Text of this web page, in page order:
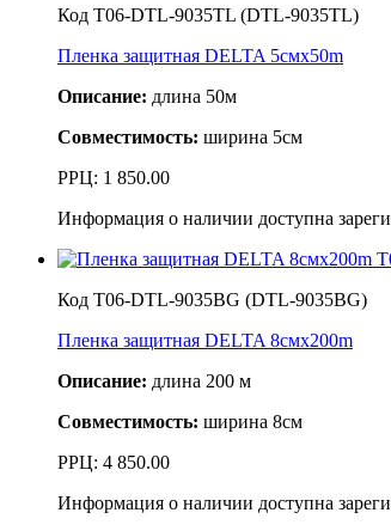
Код T06-DTL-9035TL (DTL-9035TL)
Пленка защитная DELTA 5смx50m
Описание: длина 50м
Совместимость: ширина 5см
РРЦ: 1 850.00
Информация о наличии доступна
Код T06-DTL-9035BG (DTL-9035BG)
Пленка защитная DELTA 8смx200m
Описание: длина 200 м
Совместимость: ширина 8см
РРЦ: 4 850.00
Информация о наличии доступна